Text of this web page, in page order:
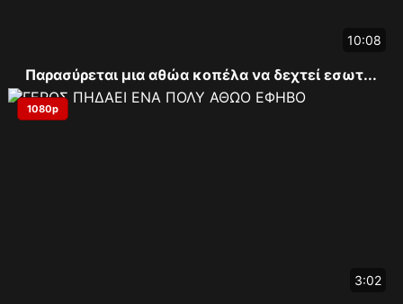
10:08
Παρασύρεται μια αθώα κοπέλα να δεχτεί εσωτ...
1080p
3:02